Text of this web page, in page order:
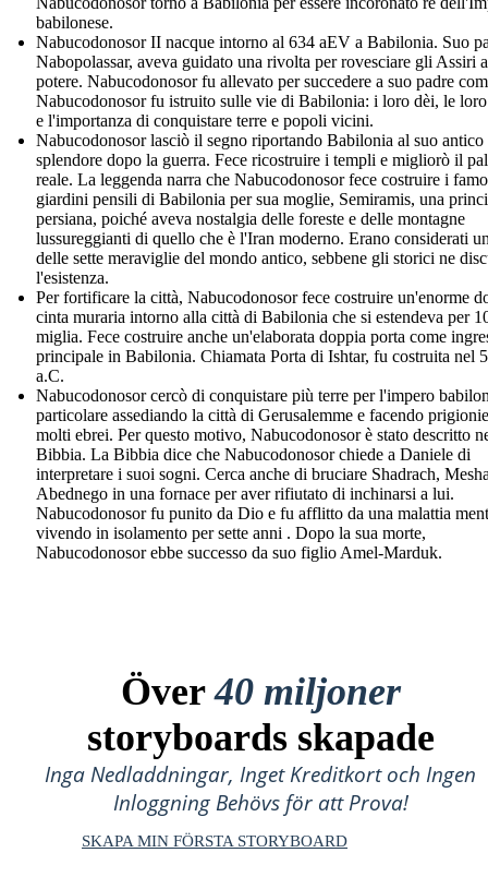
babilonese.
Nabucodonosor II nacque intorno al 634 aEV a Babilonia. Suo
Nabopolassar, aveva guidato una rivolta per rovesciare gli Assiri
potere. Nabucodonosor fu allevato per succedere a suo padre
Nabucodonosor fu istruito sulle vie di Babilonia: i loro dèi, le
e l'importanza di conquistare terre e popoli vicini.
Nabucodonosor lasciò il segno riportando Babilonia al suo antico
splendore dopo la guerra. Fece ricostruire i templi e migliorò il
reale. La leggenda narra che Nabucodonosor fece costruire i
giardini pensili di Babilonia per sua moglie, Semiramis, una
persiana, poiché aveva nostalgia delle foreste e delle montagne
lussureggianti di quello che è l'Iran moderno. Erano considerati
delle sette meraviglie del mondo antico, sebbene gli storici ne
l'esistenza.
Per fortificare la città, Nabucodonosor fece costruire un'enorme
cinta muraria intorno alla città di Babilonia che si estendeva per
miglia. Fece costruire anche un'elaborata doppia porta come
principale in Babilonia. Chiamata Porta di Ishtar, fu costruita nel
a.C.
Nabucodonosor cercò di conquistare più terre per l'impero
particolare assediando la città di Gerusalemme e facendo
molti ebrei. Per questo motivo, Nabucodonosor è stato descritto
Bibbia. La Bibbia dice che Nabucodonosor chiede a Daniele di
interpretare i suoi sogni. Cerca anche di bruciare Shadrach,
Abednego in una fornace per aver rifiutato di inchinarsi a lui.
Nabucodonosor fu punito da Dio e fu afflitto da una malattia
vivendo in isolamento per sette anni . Dopo la sua morte,
Nabucodonosor ebbe successo da suo figlio Amel-Marduk.
Över40 miljoner
storyboards skapade
Inga Nedladdningar, Inget Kreditkort och Ingen
Inloggning Behövs för att Prova!
SKAPA MIN FÖRSTA STORYBOARD